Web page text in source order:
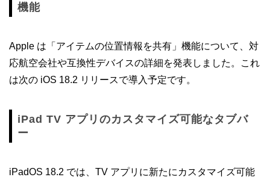
機能
Apple は「アイテムの位置情報を共有」機能について、対
応航空会社や互換性デバイスの詳細を発表しました。これ
は次の iOS 18.2 リリースで導入予定です。
iPad TV アプリのカスタマイズ可能なタブバ
ー
iPadOS 18.2 では、TV アプリに新たにカスタマイズ可能